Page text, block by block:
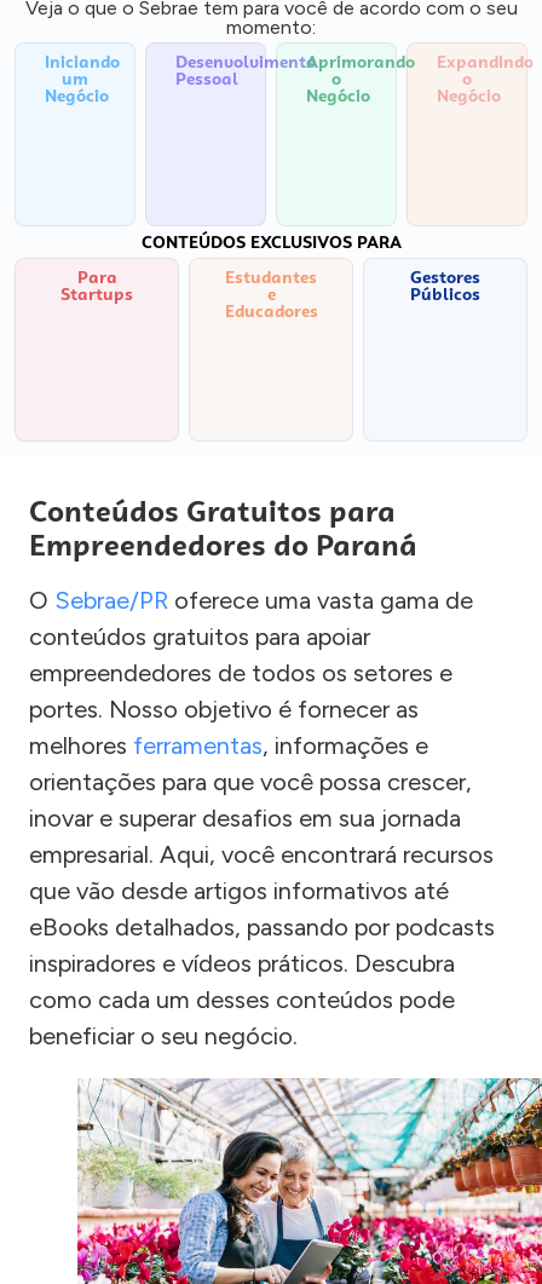
Veja o que o Sebrae tem para você de acordo com o seu
momento:
Iniciando
um
Negócio
Desenvolvimento
Pessoal
Aprimorando
o
Negócio
Expandindo
o
Negócio
CONTEÚDOS EXCLUSIVOS PARA
Para
Startups
Estudantes
e
Educadores
Gestores
Públicos
Conteúdos Gratuitos para
Empreendedores do Paraná
O Sebrae/PR oferece uma vasta gama de
conteúdos gratuitos para apoiar
empreendedores de todos os setores e
portes. Nosso objetivo é fornecer as
melhores ferramentas, informações e
orientações para que você possa crescer,
inovar e superar desafios em sua jornada
empresarial. Aqui, você encontrará recursos
que vão desde artigos informativos até
eBooks detalhados, passando por podcasts
inspiradores e vídeos práticos. Descubra
como cada um desses conteúdos pode
beneficiar o seu negócio.